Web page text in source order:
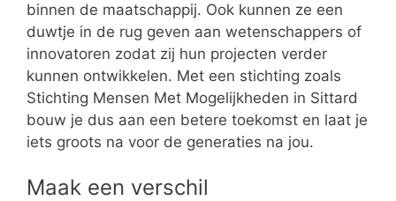
binnen de maatschappij. Ook kunnen ze een
duwtje in de rug geven aan wetenschappers of
innovatoren zodat zij hun projecten verder
kunnen ontwikkelen. Met een stichting zoals
Stichting Mensen Met Mogelijkheden in Sittard
bouw je dus aan een betere toekomst en laat je
iets groots na voor de generaties na jou.
Maak een verschil